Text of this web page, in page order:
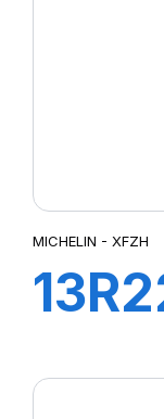
MICHELIN - XFZH